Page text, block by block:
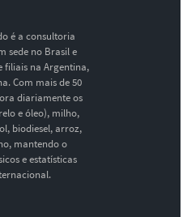
é a consultoria
sede no Brasil e
filiais na Argentina,
Com mais de 50
diariamente os
e óleo), milho,
biodiesel, arroz,
mantendo o
e estatísticas